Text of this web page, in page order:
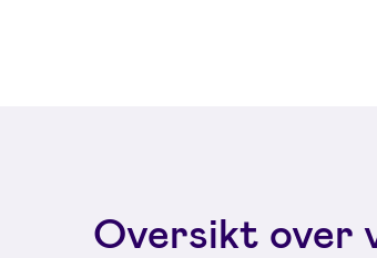
Oversikt over